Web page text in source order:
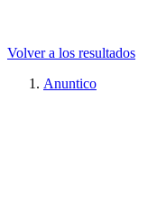
Volver a los resultados
Anuntico